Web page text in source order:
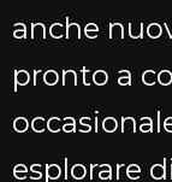
anche
pronto a
esplorare